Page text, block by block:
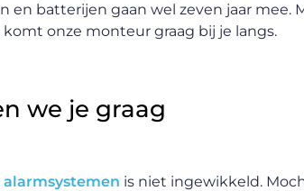
en batterijen gaan wel zeven jaar mee.
onze monteur graag bij je langs.
we je graag
alarmsystemen is niet ingewikkeld.